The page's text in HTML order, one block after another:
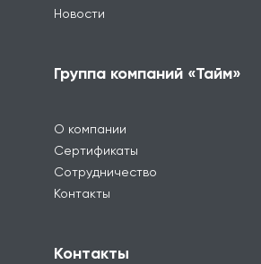
Новости
Группа компаний «Тайм»
О компании
Сертификаты
Сотрудничество
Контакты
Контакты